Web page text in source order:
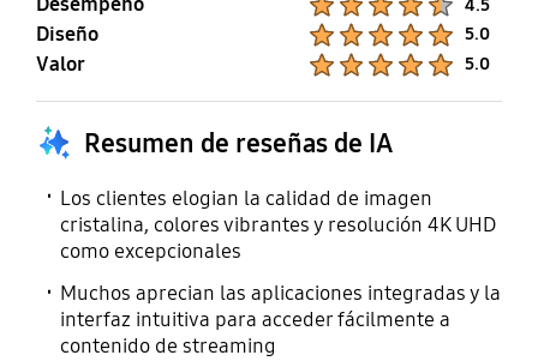
Si
Soporte para dongle
Manual para usuarios
Si
Manual electrónico
Si
Cable de alimentación
Diseño 5.0
Valor 5.0
Resumen de reseñas de IA
Los clientes elogian la calidad de imagen
cristalina, colores vibrantes y resolución 4K UHD
como excepcionales
Muchos aprecian las aplicaciones integradas y la
interfaz intuitiva para acceder fácilmente a
contenido de streaming